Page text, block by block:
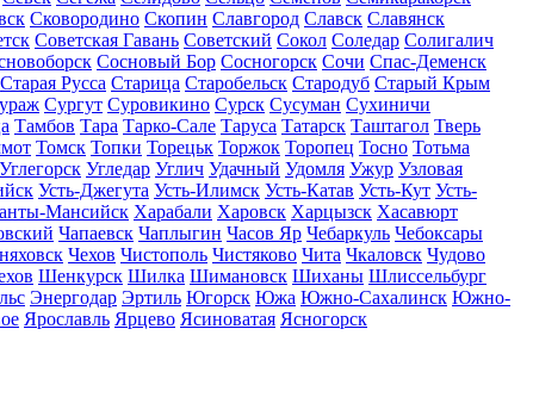
Сковородино Скопин Славгород Славск Славянск
Советская Гавань Советский Сокол Соледар Солигалич
Сосновый Бор Сосногорск Сочи Спас-Деменск
Старая Русса Старица Старобельск Стародуб Старый Крым
Сургут Суровикино Сурск Сусуман Сухиничи
Тамбов Тара Тарко-Сале Таруса Татарск Таштагол Тверь
Томск Топки Торецьк Торжок Торопец Тосно Тотьма
Углегорск Угледар Углич Удачный Удомля Ужур Узловая
Усть-Джегута Усть-Илимск Усть-Катав Усть-Кут Усть-
Мансийск Харабали Харовск Харцызск Хасавюрт
Чапаевск Чаплыгин Часов Яр Чебаркуль Чебоксары
Чехов Чистополь Чистяково Чита Чкаловск Чудово
Шенкурск Шилка Шимановск Шиханы Шлиссельбург
Энергодар Эртиль Югорск Южа Южно-Сахалинск Южно-
Ярославль Ярцево Ясиноватая Ясногорск